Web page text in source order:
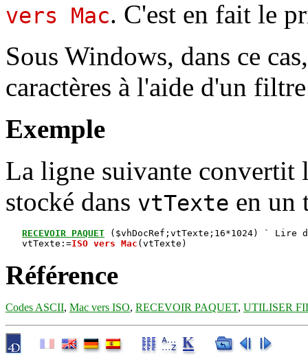
vers Mac. C'est en fait le
Sous Windows, dans ce
caractères à l'aide d'un
Exemple
La ligne suivante convertit
stocké dans vtTexte en un
RECEVOIR PAQUET ($vhDocRef;vtTexte;16*1024) ` Lire
vtTexte:=ISO vers Mac
Référence
Codes ASCII, Mac vers ISO, RECEVOIR PAQUET, UTILISER